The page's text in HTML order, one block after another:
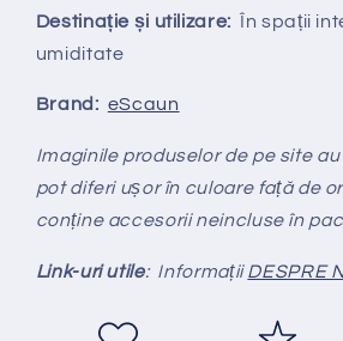
Destinație și utilizare: În spații
umiditate
Brand: eScaun
Imaginile produselor de pe site
pot diferi ușor în culoare față de
conține accesorii neincluse în
Link-uri utile: InformațiiDESPRE